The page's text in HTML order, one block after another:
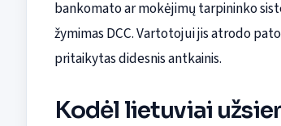
bankomato ar mokėjimų tarpininko
žymimas DCC. Vartotojui jis atrodo
pritaikytas didesnis antkainis.
Kodėl lietuviai